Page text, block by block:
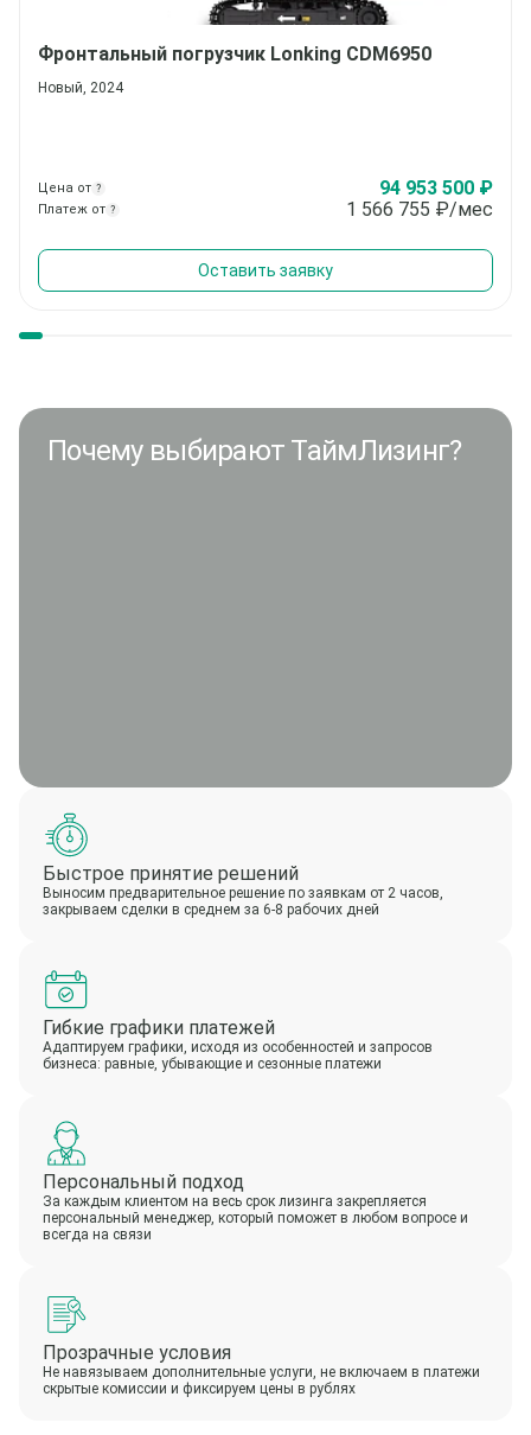
Фронтальный погрузчик Lonking CDM6950
Новый, 2024
Цена от ? 94 953 500 ₽
Платеж от ? 1 566 755 ₽/мес
Оставить заявку
Почему выбирают ТаймЛизинг?
Быстрое принятие решений
Выносим предварительное решение по заявкам от 2 часов,
закрываем сделки в среднем за 6-8 рабочих дней
Гибкие графики платежей
Адаптируем графики, исходя из особенностей и запросов
бизнеса: равные, убывающие и сезонные платежи
Персональный подход
За каждым клиентом на весь срок лизинга закрепляется
персональный менеджер, который поможет в любом вопросе и
всегда на связи
Прозрачные условия
Не навязываем дополнительные услуги, не включаем в платежи
скрытые комиссии и фиксируем цены в рублях